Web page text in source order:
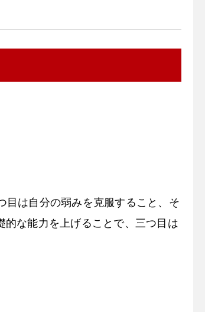
目は自分の弱みを克服すること、そ
な能力を上げることで、三つ目は